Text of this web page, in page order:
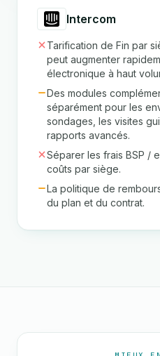
Intercom
Tarification de Fin par
peut augmenter
électronique à haut
Des modules
séparément pour les
sondages, les visites
rapports avancés.
Séparer les frais BSP /
coûts par siège.
La politique de
du plan et du contrat.